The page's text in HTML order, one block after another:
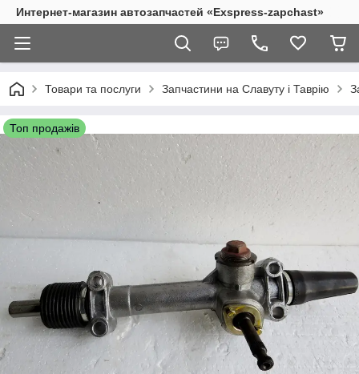
Интернет-магазин автозапчастей «Exspress-zapchast»
Товари та послуги Запчастини на Славуту і Таврію
Топ продажів